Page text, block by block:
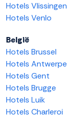
Hotels Vlissingen
Hotels Venlo
België
Hotels Brussel
Hotels
Hotels Gent
Hotels Brugge
Hotels Luik
Hotels Charleroi